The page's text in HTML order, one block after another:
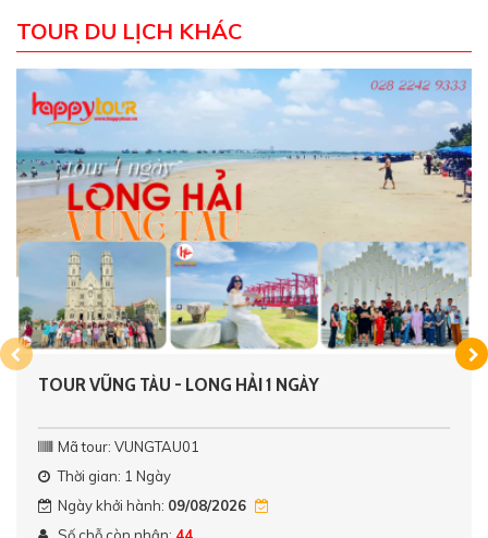
TOUR DU LỊCH KHÁC
TOUR VŨNG TÀU - LONG HẢI 1 NGÀY
Mã tour: VUNGTAU01
Thời gian: 1 Ngày
Ngày khởi hành: 09/08/2026